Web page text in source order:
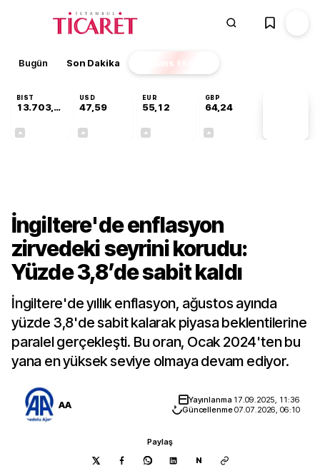
Bugün Son Dakika Finans EKSTRA
BIST
13.703,13
USD
47,59
EUR
55,12
GBP
64,24
İngiltere'de enflasyon
zirvedeki seyrini korudu:
Yüzde 3,8’de sabit kaldı
İngiltere'de yıllık enflasyon, ağustos ayında
yüzde 3,8'de sabit kalarak piyasa beklentilerine
paralel gerçekleşti. Bu oran, Ocak 2024'ten bu
yana en yüksek seviye olmaya devam ediyor.
AA Yayınlanma 17.09.2025, 11:36
Güncellenme07.07.2026, 06:10
Paylaş
N